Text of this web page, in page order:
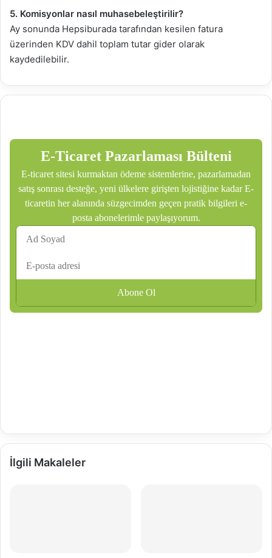
5. Komisyonlar nasıl muhasebeleştirilir?
Ay sonunda Hepsiburada tarafından kesilen fatura
üzerinden KDV dahil toplam tutar gider olarak
kaydedilebilir.
İlgili Makaleler